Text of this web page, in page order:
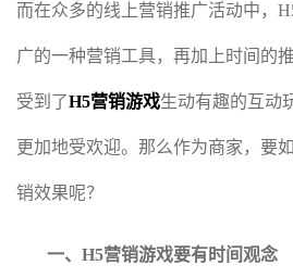
而在众多的线上营销推广活动中，
广的一种营销工具，再加上时间的
受到了H5营销游戏生动有趣的互动
更加地受欢迎。那么作为商家，要
销效果呢？
一、H5营销游戏要有时间观念